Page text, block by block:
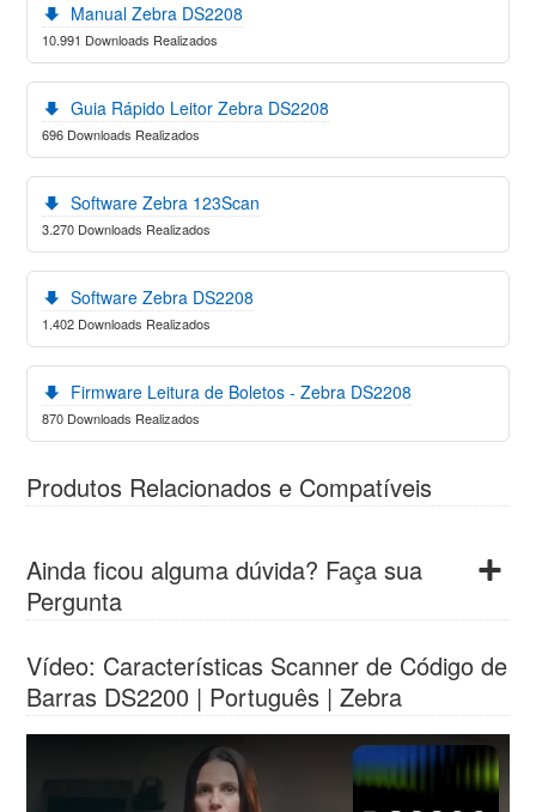
Manual Zebra DS2208
10.991 Downloads Realizados
Guia Rápido Leitor Zebra DS2208
696 Downloads Realizados
Software Zebra 123Scan
3.270 Downloads Realizados
Software Zebra DS2208
1.402 Downloads Realizados
Firmware Leitura de Boletos - Zebra DS2208
870 Downloads Realizados
Produtos Relacionados e Compatíveis
Ainda ficou alguma dúvida? Faça sua
Pergunta
Vídeo: Características Scanner de Código de
Barras DS2200 | Português | Zebra